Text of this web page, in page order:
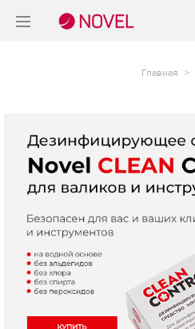
Главная >